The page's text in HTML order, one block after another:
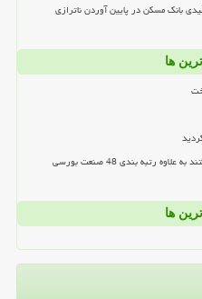
بانک مسکن در پایین آوردن ناترازی
ها
بندی 48 صنعت بورسی
ها